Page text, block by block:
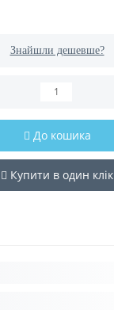
Знайшли дешевше?
До кошика
Купити в один клік